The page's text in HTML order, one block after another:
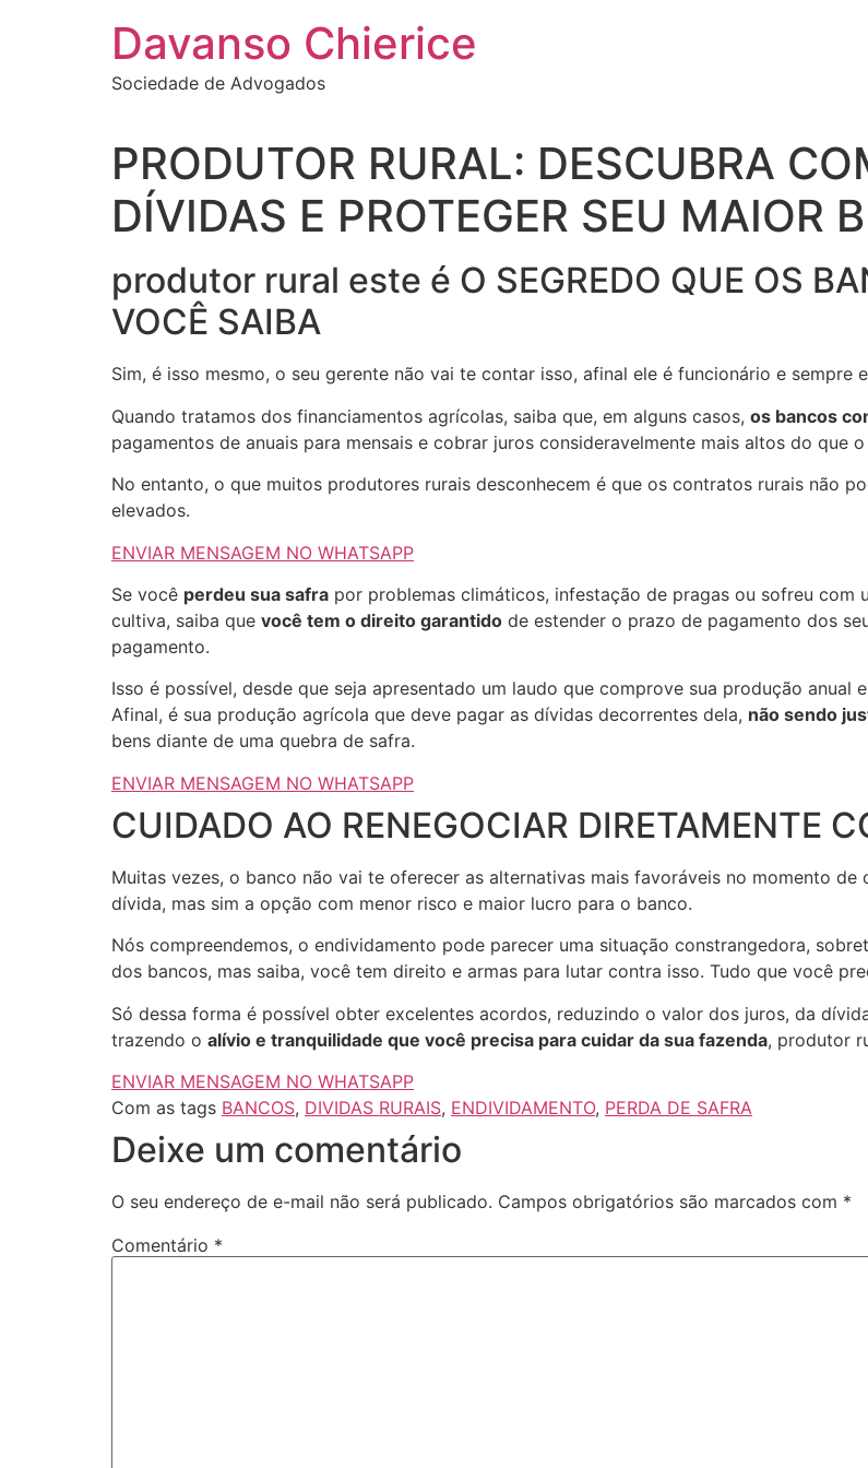
Davanso Chierice
Sociedade de Advogados
PRODUTOR RURAL: DESCUBRA
DÍVIDAS E PROTEGER SEU MAIOR
produtor rural este é O SEGREDO QUE OS
VOCÊ SAIBA
Sim, é isso mesmo, o seu gerente não vai te contar isso, afinal ele é funcionário e sempre
Quando tratamos dos financiamentos agrícolas, saiba que, em alguns casos, os bancos
pagamentos de anuais para mensais e cobrar juros consideravelmente mais altos do que
No entanto, o que muitos produtores rurais desconhecem é que os contratos rurais não
elevados.
ENVIAR MENSAGEM NO WHATSAPP
Se você perdeu sua safra por problemas climáticos, infestação de pragas ou sofreu
cultiva, saiba que você tem o direito garantido de estender o prazo de pagamento dos
pagamento.
Isso é possível, desde que seja apresentado um laudo que comprove sua produção anual
Afinal, é sua produção agrícola que deve pagar as dívidas decorrentes dela, não sendo
bens diante de uma quebra de safra.
ENVIAR MENSAGEM NO WHATSAPP
CUIDADO AO RENEGOCIAR DIRETAMENTE
Muitas vezes, o banco não vai te oferecer as alternativas mais favoráveis no momento
dívida, mas sim a opção com menor risco e maior lucro para o banco.
Nós compreendemos, o endividamento pode parecer uma situação constrangedora,
dos bancos, mas saiba, você tem direito e armas para lutar contra isso. Tudo que você
Só dessa forma é possível obter excelentes acordos, reduzindo o valor dos juros, da
trazendo o alívio e tranquilidade que você precisa para cuidar da sua fazenda, produtor
ENVIAR MENSAGEM NO WHATSAPP
Com as tags BANCOS, DIVIDAS RURAIS, ENDIVIDAMENTO, PERDA DE SAFRA
Deixe um comentário
O seu endereço de e-mail não será publicado. Campos obrigatórios são marcados com *
Comentário *